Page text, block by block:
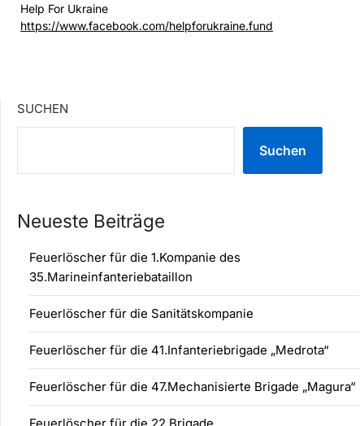
Help For Ukraine
https://www.facebook.com/helpforukraine.fund
SUCHEN
Suchen
Neueste Beiträge
Feuerlöscher für die 1.Kompanie des
35.Marineinfanteriebataillon
Feuerlöscher für die Sanitätskompanie
Feuerlöscher für die 41.Infanteriebrigade „Medrota“
Feuerlöscher für die 47.Mechanisierte Brigade „Magura“